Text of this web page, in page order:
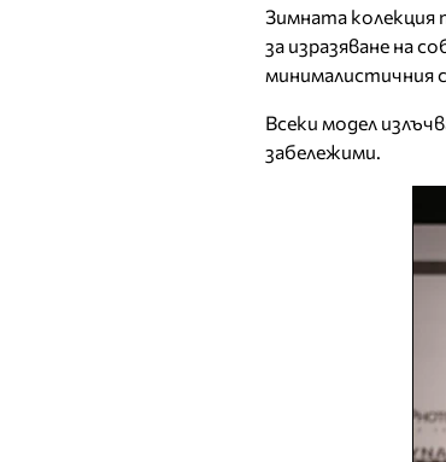
Зимната колекция
за изразяване на
минималистичния
Всеки модел
забележими.